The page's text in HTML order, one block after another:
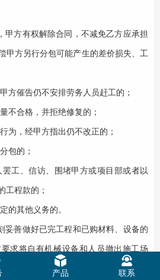
甲方有权解除合同，不减免乙方应承担
甲方另行分包可能产生的差价损失、工
方催告仍不安排劳务人员赶工的；
不合格，并拒绝修复的；
为，经甲方指出仍不改正的；
包的；
工、信访、围堵甲方或项目部或者以
工程款的；
的其他义务的。
妥善做好已完工程和已购材料、设备的
求将自有机械设备和人员撤出施工场
由此造成的工期损失。
产品 联系